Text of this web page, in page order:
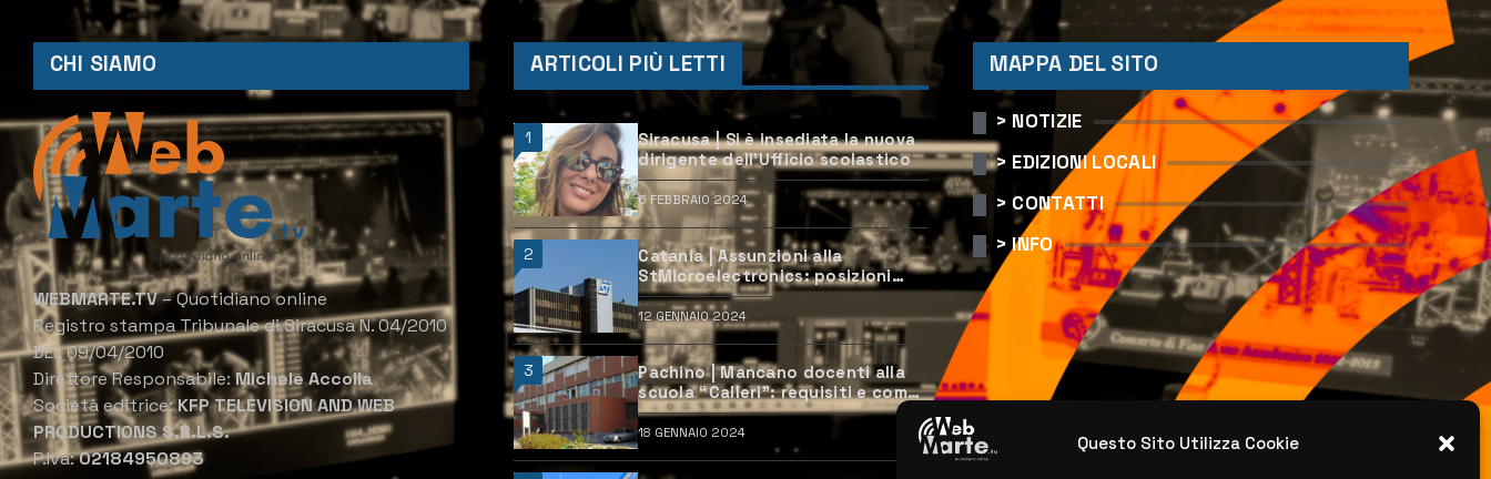
Questo Sito Utilizza Cookie
CHI SIAMO
WEBMARTE.TV– Quotidiano online
Registro stampa Tribunale di Siracusa N. 04/2010
DEL 09/04/2010
Direttore Responsabile:Michele Accolla
Società editrice:KFP TELEVISION AND WEB
PRODUCTIONS S.R.L.S.
P.Iva:02184950893
ARTICOLI PIÙ LETTI
1
Siracusa | Si è insediata la nuova
dirigente dell’Ufficio scolastico
6 FEBBRAIO 2024
2
Catania | Assunzioni alla
StMicroelectronics: posizioni
aperte e come candidarsi
12 GENNAIO 2024
3
Pachino | Mancano docenti alla
scuola “Calleri”: requisiti e come
candidarsi
18 GENNAIO 2024
MAPPA DEL SITO
> NOTIZIE
> EDIZIONI LOCALI
> CONTATTI
> INFO